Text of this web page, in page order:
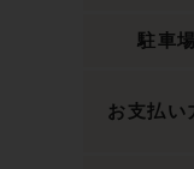
駐車場
お支払い